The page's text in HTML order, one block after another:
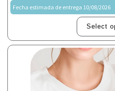
Fecha estimada de entrega 10/08/2026
Select